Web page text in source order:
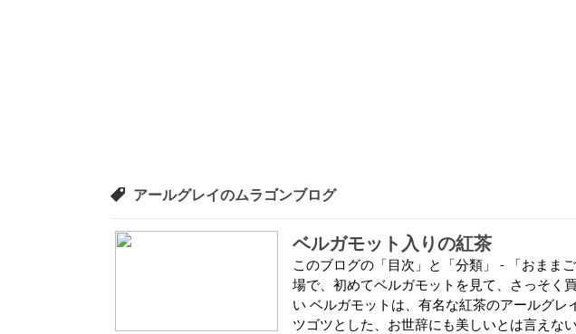
アールグレイのムラゴンブログ
ベルガモット入りの紅茶
このブログの「目次」と「分類」 - 「おまま
場で、初めてベルガモットを見て、さっそく
い ベルガモットは、有名な紅茶のアールグ
ツゴツとした、お世辞にも美しいとは言えな